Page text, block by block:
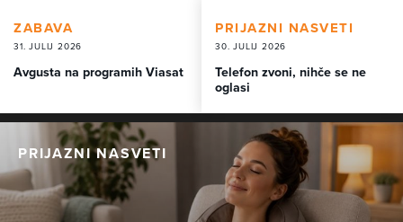
ZABAVA
31. JULIJ 2026
Avgusta na programih Viasat
PRIJAZNI NASVETI
30. JULIJ 2026
Telefon zvoni, nihče se ne
oglasi
PRIJAZNI NASVETI